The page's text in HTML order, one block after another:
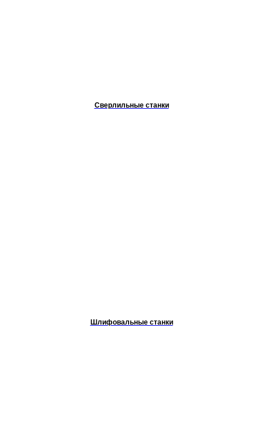
Сверлильные станки
Шлифовальные станки